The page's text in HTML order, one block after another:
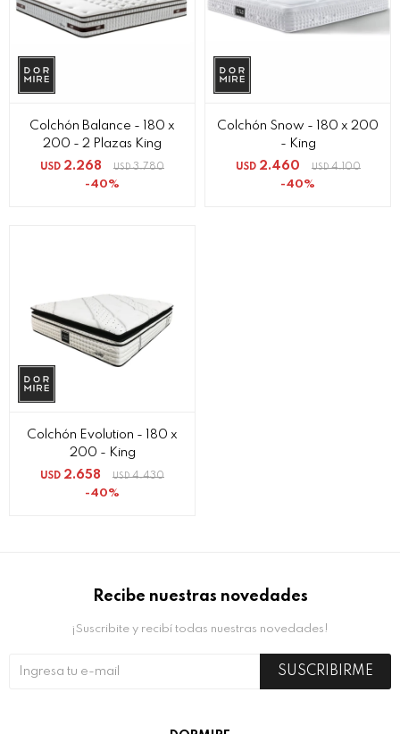
Colchón Balance - 180 x
200 - 2 Plazas King
USD 2.268 USD 3.780
40
Colchón Snow - 180 x 200
- King
USD 2.460 USD 4.100
40
Colchón Evolution - 180 x
200 - King
USD 2.658 USD 4.430
40
Recibe nuestras novedades
¡Suscribite y recibí todas nuestras novedades!
SUSCRIBIRME